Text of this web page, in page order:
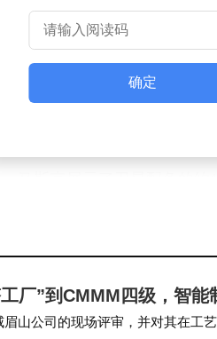
最多100万颗卫星组成的太
方案，这种搭载大面积太阳
示，该卫星高度超过
卫星仅是初期方案，未来还
空数据中心将在2至3年内
确定
厂”到CMMM四级，智能
山公司的现场评审，并对其在工